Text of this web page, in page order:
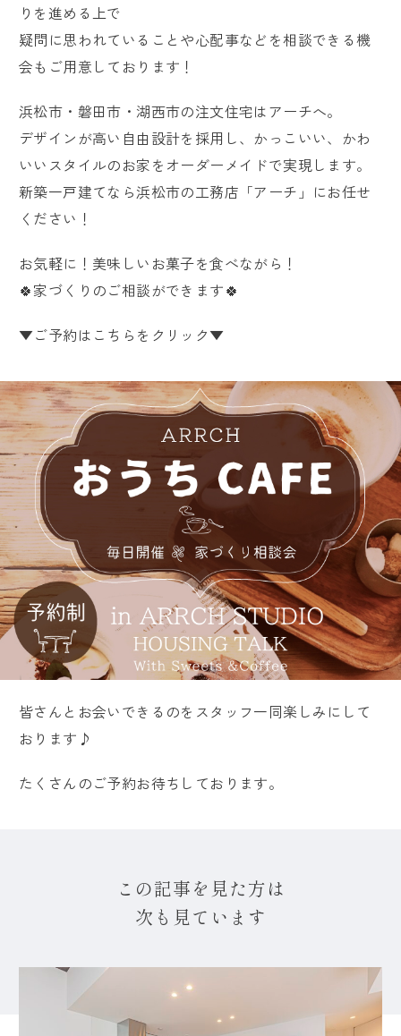
りを進める上で
疑問に思われていることや心配事などを相談できる機
会もご用意しております！
浜松市・磐田市・湖西市の注文住宅はアーチへ。
デザインが高い自由設計を採用し、かっこいい、かわ
いいスタイルのお家をオーダーメイドで実現します。
新築一戸建てなら浜松市の工務店「アーチ」にお任せ
ください！
お気軽に！美味しいお菓子を食べながら！
🍀家づくりのご相談ができます🍀
▼ご予約はこちらをクリック▼
皆さんとお会いできるのをスタッフ一同楽しみにして
おります♪
たくさんのご予約お待ちしております。
この記事を見た方は
次も見ています